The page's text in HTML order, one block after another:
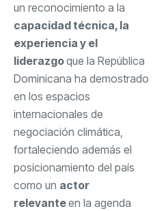
un reconocimiento a la
capacidad técnica, la
experiencia y el
liderazgoque la República
Dominicana ha demostrado
en los espacios
internacionales de
negociación climática,
fortaleciendo además el
posicionamiento del país
como un actor
relevanteen la agenda